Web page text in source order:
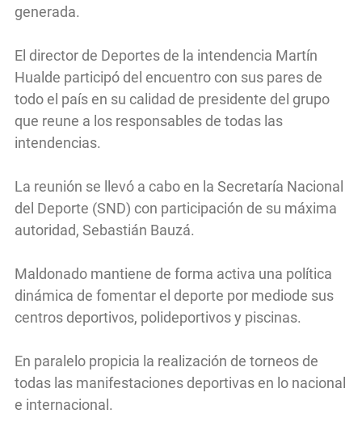
generada.
El director de Deportes de la intendencia Martín
Hualde participó del encuentro con sus pares de
todo el país en su calidad de presidente del grupo
que reune a los responsables de todas las
intendencias.
La reunión se llevó a cabo en la Secretaría Nacional
del Deporte (SND) con participación de su máxima
autoridad, Sebastián Bauzá.
Maldonado mantiene de forma activa una política
dinámica de fomentar el deporte por mediode sus
centros deportivos, polideportivos y piscinas.
En paralelo propicia la realización de torneos de
todas las manifestaciones deportivas en lo nacional
e internacional.